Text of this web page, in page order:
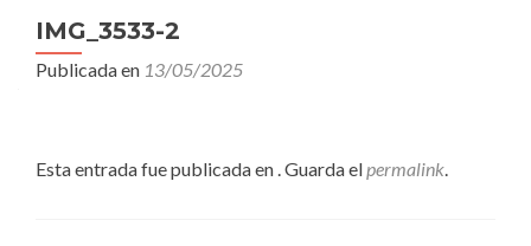
IMG_3533-2
Publicada en 13/05/2025
Esta entrada fue publicada en . Guarda elpermalink.